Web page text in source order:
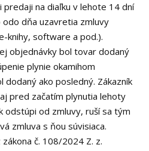
na diaľku v lehote 14 dní
dňa uzavretia zmluvy
knihy, software a pod.).
objednávky bol tovar dodaný
plynie okamihom
ako posledný. Zákazník
pred začatím plynutia lehoty
odstúpi od zmluvy, ruší sa tým
zmluva s ňou súvisiaca.
č. 108/2024 Z. z.